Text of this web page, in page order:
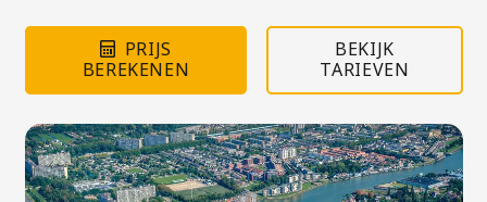
PRIJS
BEREKENEN
BEKIJK
TARIEVEN